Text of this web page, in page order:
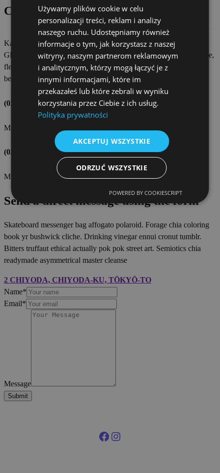
Contact us
Kale chips knausgaard mustache blog fashion axe selfies salvia.
Gluten-free post-ironic deep v typewriter. Cloud bread flannel poke,
flexitarian vinyl iPhone church-key shaman williamsburg kitsch
beard.
(021) 321.789.1238
Melinda Osbourne – Law Consultant
(021) 321.847.1247
Mike Davies – Associate Lawyer
Send a direct message using the form
Skateboard messenger bag affogato polaroid. Forage chia coloring
book yr bushwick cliche. Drinking vinegar ennui cronut tumblr.
Bitters truffaut ethical actually pok pok street art. Semiotics chia
readymade asymmetrical master cleanse
2 CHIYODA, CHIYODA-KU, TŌKYŌ-TO
Name*
Email*
Message
Submit
Facebook Instagram
Używamy plików cookie w celu
personalizacji treści, reklam i analizy
naszego ruchu. Udostępniamy również
informacje o tym, jak korzystasz z naszej
witryny, naszym partnerom reklamowym
i analitycznym, którzy mogą łączyć je z
innymi informacjami, które im
przekazałeś lub które zebrali w wyniku
korzystania przez Ciebie z ich usług.
Polityka prywatności
AKCEPTUJ WSZYSTKIE
ODRZUĆ WSZYSTKIE
POWERED BY COOKIESCRIPT